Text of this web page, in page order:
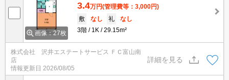
画像：27枚
3.4万円(管理費等：3,000円)
敷
なし 礼
なし
3階
1K 29.15m²
株式会社 沢井エステートサービス ＦＣ富山南
店
情報更新日 2026/08/05
詳細を見る